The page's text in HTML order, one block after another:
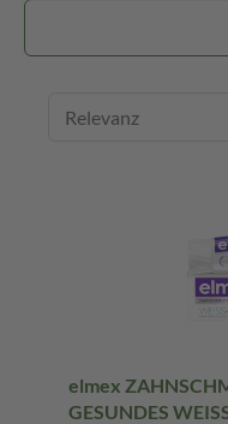
elmex
GESUNDES